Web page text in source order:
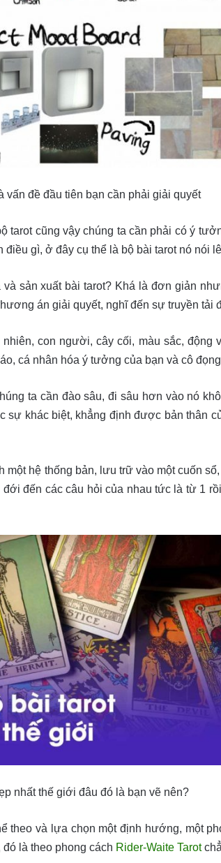
vấn đề đầu tiên bạn cần phải giải quyết
tarot cũng vậy chúng ta cần phải có ý
gì, ở đây cụ thể là bộ bài tarot nó nói
sản xuất bài tarot? Khá là đơn giản
án giải quyết, nghĩ đến sự truyền tải
con người, cây cối, màu sắc,
cá nhân hóa ý tưởng của bạn và cô
ta cần đào sâu, đi sâu hơn vào nó
khác biệt, khẳng định được bản thân
hệ thống bản, lưu trữ vào một cuốn
đến các câu hỏi của nhau tức là từ 1
nhất thế giới đâu đó là bạn vẽ nên?
và lựa chọn một định hướng, một
là theo phong cách Rider-Waite Tarot